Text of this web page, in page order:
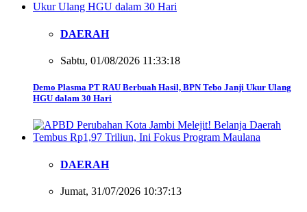
DAERAH
Sabtu, 01/08/2026 11:33:18
Demo Plasma PT RAU Berbuah Hasil, BPN Tebo Janji Ukur Ulang
HGU dalam 30 Hari
DAERAH
Jumat, 31/07/2026 10:37:13